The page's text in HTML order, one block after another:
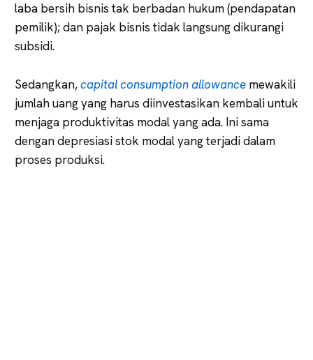
laba bersih bisnis tak berbadan hukum (pendapatan
pemilik); dan pajak bisnis tidak langsung dikurangi
subsidi.
Sedangkan,capital consumption allowance mewakili
jumlah uang yang harus diinvestasikan kembali untuk
menjaga produktivitas modal yang ada. Ini sama
dengan depresiasi stok modal yang terjadi dalam
proses produksi.